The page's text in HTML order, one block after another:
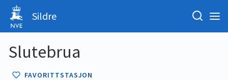
Sildre
Slutebrua
FAVORITTSTASJON